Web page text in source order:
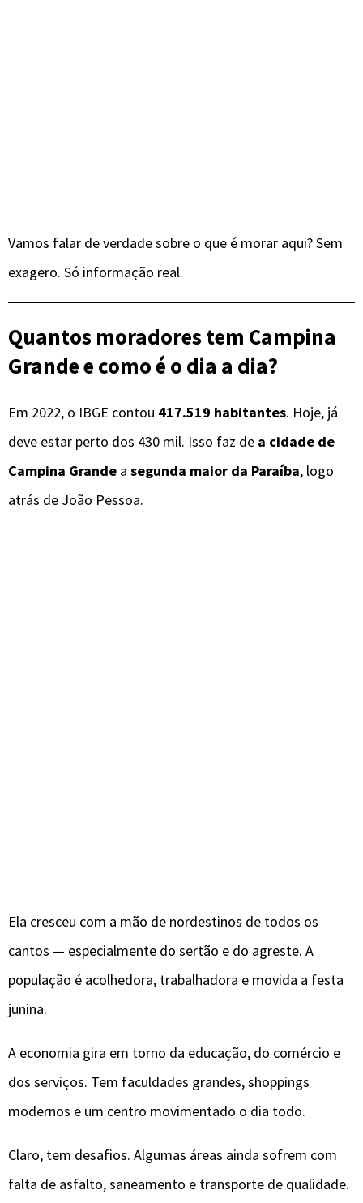
Vamos falar de verdade sobre o que é morar aqui? Sem
exagero. Só informação real.
Quantos moradores tem Campina
Grande e como é o dia a dia?
Em 2022, o IBGE contou 417.519 habitantes. Hoje, já
deve estar perto dos 430 mil. Isso faz de a cidade de
Campina Grande a segunda maior da Paraíba, logo
atrás de João Pessoa.
Ela cresceu com a mão de nordestinos de todos os
cantos — especialmente do sertão e do agreste. A
população é acolhedora, trabalhadora e movida a festa
junina.
A economia gira em torno da educação, do comércio e
dos serviços. Tem faculdades grandes, shoppings
modernos e um centro movimentado o dia todo.
Claro, tem desafios. Algumas áreas ainda sofrem com
falta de asfalto, saneamento e transporte de qualidade.